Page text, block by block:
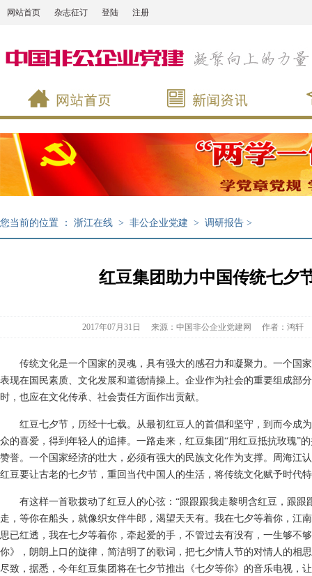
网站首页 杂志征订 登陆 注册
您当前的位置 ： 浙江在线 > 非公企业党建 > 调研报告 >
红豆集团助力中国传统七夕
2017年07月31日 来源：中国非公企业党建网 作者：鸿轩
传统文化是一个国家的灵魂，具有强大的感召力和凝聚力。一个国
表现在国民素质、文化发展和道德情操上。企业作为社会的重要组成部
时，也应在文化传承、社会责任方面作出贡献。
红豆七夕节，历经十七载。从最初红豆人的首倡和坚守，到而今成为
众的喜爱，得到年轻人的追捧。一路走来，红豆集团“用红豆抵抗玫瑰”
赞誉。一个国家经济的壮大，必须有强大的民族文化作为支撑。周海江
红豆要让古老的七夕节，重回当代中国人的生活，将传统文化赋予时代
有这样一首歌拨动了红豆人的心弦：“跟跟跟我走黎明含红豆，跟跟
走，等你在船头，就像织女伴牛郎，渴望天天有。我在七夕等着你，江
思已红透，我在七夕等着你，牵起爱的手，不管过去有没有，一生够
你》，朗朗上口的旋律，简洁明了的歌词，把七夕情人节的对情人的相
尽致，据悉，今年红豆集团将在七夕节推出《七夕等你》的音乐电视，